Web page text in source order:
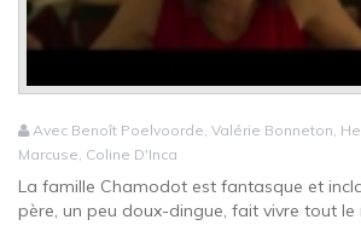
Avec Benoît Poelvoorde, Valérie Bonneton,
Marcuse, Coline D'Inca
La famille Chamodot est fantasque et
père, un peu doux-dingue, fait vivre tout le